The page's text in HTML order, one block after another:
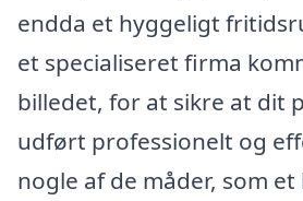
endda et hyggeligt
et specialiseret firma
billedet, for at sikre at dit
udført professionelt og
nogle af de måder, som